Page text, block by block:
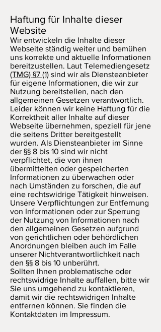
Haftung für Inhalte dieser
Website
Wir entwickeln die Inhalte dieser
Webseite ständig weiter und bemühen
uns korrekte und aktuelle Informationen
bereitzustellen. Laut Telemediengesetz
(TMG) §7 (1) sind wir als Diensteanbieter
für eigene Informationen, die wir zur
Nutzung bereitstellen, nach den
allgemeinen Gesetzen verantwortlich.
Leider können wir keine Haftung für die
Korrektheit aller Inhalte auf dieser
Webseite übernehmen, speziell für jene
die seitens Dritter bereitgestellt
wurden. Als Diensteanbieter im Sinne
der §§ 8 bis 10 sind wir nicht
verpflichtet, die von ihnen
übermittelten oder gespeicherten
Informationen zu überwachen oder
nach Umständen zu forschen, die auf
eine rechtswidrige Tätigkeit hinweisen.
Unsere Verpflichtungen zur Entfernung
von Informationen oder zur Sperrung
der Nutzung von Informationen nach
den allgemeinen Gesetzen aufgrund
von gerichtlichen oder behördlichen
Anordnungen bleiben auch im Falle
unserer Nichtverantwortlichkeit nach
den §§ 8 bis 10 unberührt.
Sollten Ihnen problematische oder
rechtswidrige Inhalte auffallen, bitte wir
Sie uns umgehend zu kontaktieren,
damit wir die rechtswidrigen Inhalte
entfernen können. Sie finden die
Kontaktdaten im Impressum.